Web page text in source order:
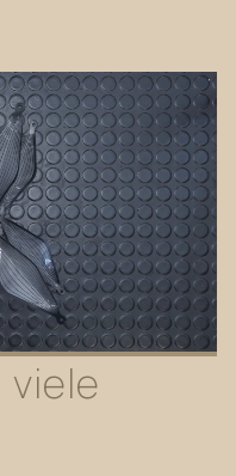
viele